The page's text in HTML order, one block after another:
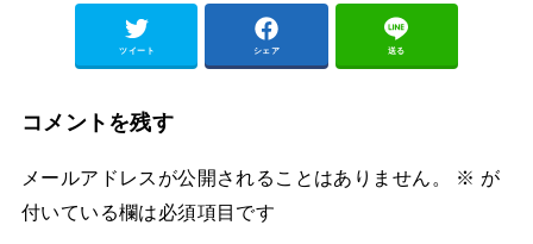
ツイート シェア 送る
コメントを残す
メールアドレスが公開されることはありません。 ※ が
付いている欄は必須項目です